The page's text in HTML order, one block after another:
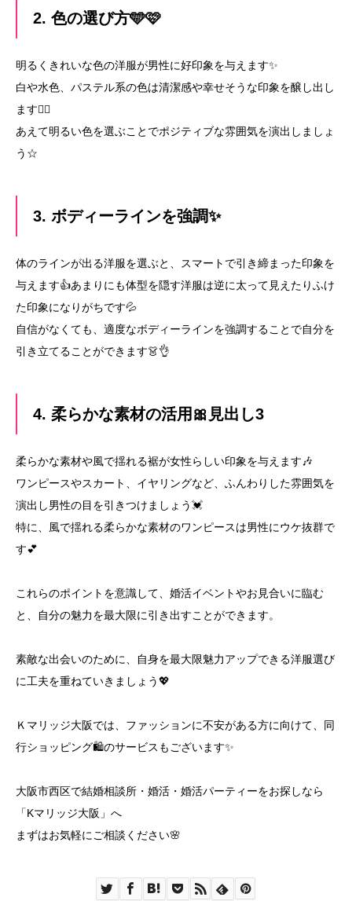
2. 色の選び方🩵🩷
明るくきれいな色の洋服が男性に好印象を与えます✨
白や水色、パステル系の色は清潔感や幸せそうな印象を醸し出し
ます🧚‍♀️
あえて明るい色を選ぶことでポジティブな雰囲気を演出しましょ
う☆
3. ボディーラインを強調✨
体のラインが出る洋服を選ぶと、スマートで引き締まった印象を
与えます👍あまりにも体型を隠す洋服は逆に太って見えたりふけ
た印象になりがちです💦
自信がなくても、適度なボディーラインを強調することで自分を
引き立てることができます👗👌
4. 柔らかな素材の活用🎀見出し3
柔らかな素材や風で揺れる裾が女性らしい印象を与えます🎶
ワンピースやスカート、イヤリングなど、ふんわりした雰囲気を
演出し男性の目を引きつけましょう💓
特に、風で揺れる柔らかな素材のワンピースは男性にウケ抜群で
す💕
これらのポイントを意識して、婚活イベントやお見合いに臨む
と、自分の魅力を最大限に引き出すことができます。
素敵な出会いのために、自身を最大限魅力アップできる洋服選び
に工夫を重ねていきましょう💖
Ｋマリッジ大阪では、ファッションに不安がある方に向けて、同
行ショッピング🛍️のサービスもございます✨
大阪市西区で結婚相談所・婚活・婚活パーティーをお探しなら
「Kマリッジ大阪」へ
まずはお気軽にご相談ください🌸